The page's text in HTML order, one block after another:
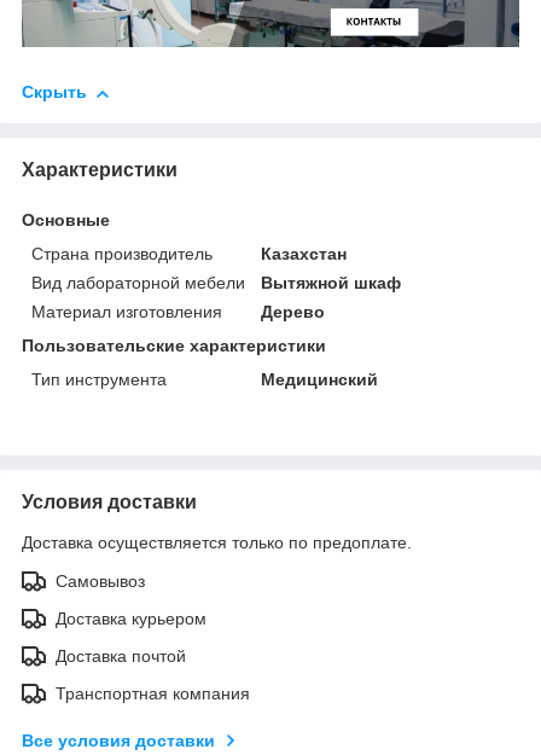
Скрыть
Характеристики
Основные
Страна производитель
Казахстан
Вид лабораторной мебели
Вытяжной шкаф
Материал изготовления
Дерево
Пользовательские характеристики
Тип инструмента
Медицинский
Условия доставки
Доставка осуществляется только по предоплате.
Самовывоз
Доставка курьером
Доставка почтой
Транспортная компания
Все условия доставки